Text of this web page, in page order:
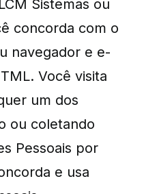
Sistemas ou
concorda com o
navegador e e-
Você visita
um dos
ou coletando
Pessoais por
e usa